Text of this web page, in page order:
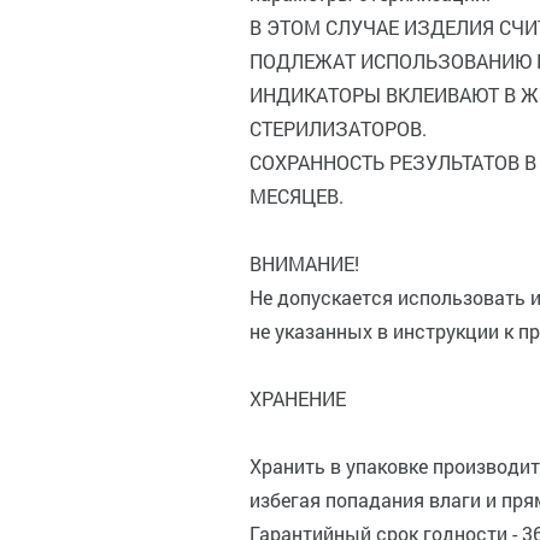
В ЭТОМ СЛУЧАЕ ИЗДЕЛИЯ
ПОДЛЕЖАТ ИСПОЛЬЗОВАНИЮ
ИНДИКАТОРЫ ВКЛЕИВАЮТ В
СТЕРИЛИЗАТОРОВ.
СОХРАННОСТЬ РЕЗУЛЬТАТОВ
МЕСЯЦЕВ.
ВНИМАНИЕ!
Не допускается
не указанных в инструкции к
ХРАНЕНИЕ
Хранить в упаковке
избегая попадания влаги и
Гарантийный срок годности -